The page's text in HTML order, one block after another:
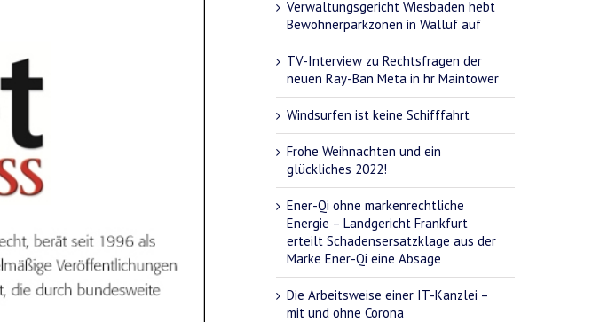
Verwaltungsgericht Wiesbaden hebt
Bewohnerparkzonen in Walluf auf
TV-Interview zu Rechtsfragen der
neuen Ray-Ban Meta in hr Maintower
Windsurfen ist keine Schifffahrt
Frohe Weihnachten und ein
glückliches 2022!
Ener-Qi ohne markenrechtliche
Energie – Landgericht Frankfurt
erteilt Schadensersatzklage aus der
Marke Ener-Qi eine Absage
Die Arbeitsweise einer IT-Kanzlei –
mit und ohne Corona